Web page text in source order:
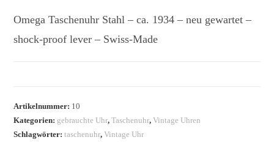
Omega Taschenuhr Stahl – ca. 1934 – neu gewartet –
shock-proof lever – Swiss-Made
Artikelnummer: 10
Kategorien: gebrauchte Uhr,Taschenuhr,Vintage Uhren
Schlagwörter:taschenuhr,Vintage Uhr